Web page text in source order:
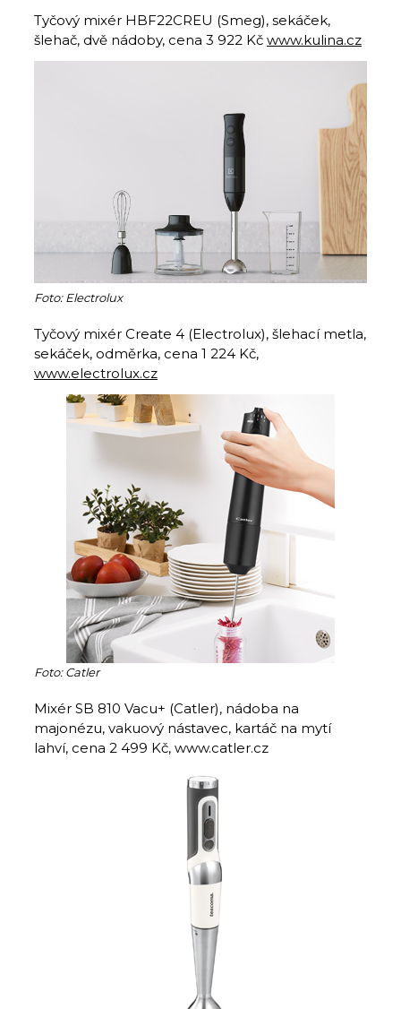
Tyčový mixér HBF22CREU (Smeg), sekáček,
šlehač, dvě nádoby, cena 3 922 Kč www.kulina.cz
Foto: Electrolux
Tyčový mixér Create 4 (Electrolux), šlehací metla,
sekáček, odměrka, cena 1 224 Kč,
www.electrolux.cz
Foto: Catler
Mixér SB 810 Vacu+ (Catler), nádoba na
majonézu, vakuový nástavec, kartáč na mytí
lahví, cena 2 499 Kč, www.catler.cz